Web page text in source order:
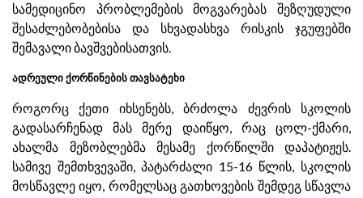
სამედიცინო პრობლემების მოგვარებას შეზღუდული
შესაძლებობებისა და სხვადასხვა რისკის ჯგუფებში
შემავალი ბავშვებისათვის.
ადრეული ქორწინების თავსატეხი
როგორც ქეთი იხსენებს, ბრძოლა ძევრის სკოლის
გადასარჩენად მას მერე დაიწყო, რაც ცოლ-ქმარი,
ახალმა მეზობლებმა მესამე ქორწილში დაპატიჟეს.
სამივე შემთხვევაში, პატარძალი 15-16 წლის, სკოლის
მოსწავლე იყო, რომელსაც გათხოვების შემდეგ სწავლა